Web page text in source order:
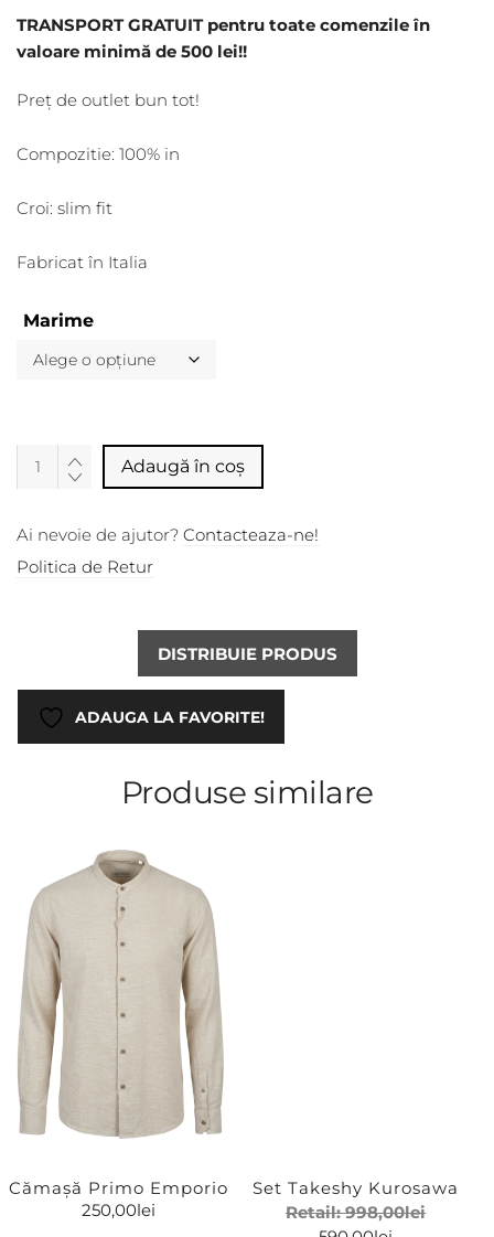
TRANSPORT GRATUIT pentru toate comenzile în
valoare minimă de 500 lei!!
Preț de outlet bun tot!
Compozitie: 100% in
Croi: slim fit
Fabricat în Italia
Marime
Adaugă în coș
Ai nevoie de ajutor? Contacteaza-ne!
Politica de Retur
DISTRIBUIE PRODUS
ADAUGA LA FAVORITE!
Produse similare
Cămașă Primo Emporio
250,00lei
Set Takeshy Kurosawa
Retail:998,00lei